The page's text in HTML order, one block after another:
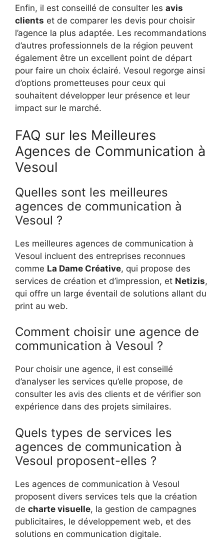
Enfin, il est conseillé de consulter les avis
clients et de comparer les devis pour choisir
l’agence la plus adaptée. Les recommandations
d’autres professionnels de la région peuvent
également être un excellent point de départ
pour faire un choix éclairé. Vesoul regorge ainsi
d’options prometteuses pour ceux qui
souhaitent développer leur présence et leur
impact sur le marché.
FAQ sur les Meilleures
Agences de Communication à
Vesoul
Quelles sont les meilleures
agences de communication à
Vesoul ?
Les meilleures agences de communication à
Vesoul incluent des entreprises reconnues
comme La Dame Créative, qui propose des
services de création et d’impression, et Netizis,
qui offre un large éventail de solutions allant du
print au web.
Comment choisir une agence de
communication à Vesoul ?
Pour choisir une agence, il est conseillé
d’analyser les services qu’elle propose, de
consulter les avis des clients et de vérifier son
expérience dans des projets similaires.
Quels types de services les
agences de communication à
Vesoul proposent-elles ?
Les agences de communication à Vesoul
proposent divers services tels que la création
de charte visuelle, la gestion de campagnes
publicitaires, le développement web, et des
solutions en communication digitale.